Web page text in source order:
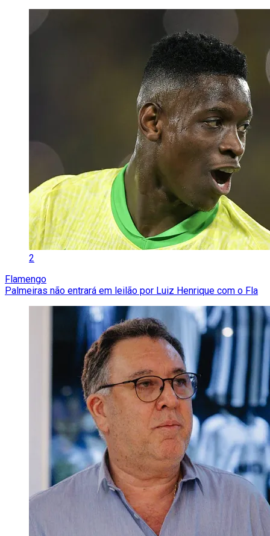
2
Flamengo
Palmeiras não entrará em leilão por Luiz Henrique com o Fla